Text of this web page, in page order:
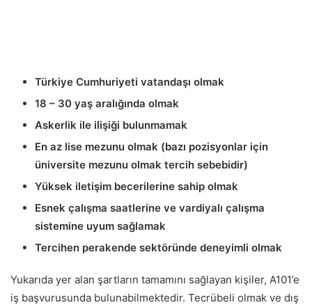
Türkiye Cumhuriyeti vatandaşı olmak
18 – 30 yaş aralığında olmak
Askerlik ile ilişiği bulunmamak
En az lise mezunu olmak (bazı pozisyonlar için
üniversite mezunu olmak tercih sebebidir)
Yüksek iletişim becerilerine sahip olmak
Esnek çalışma saatlerine ve vardiyalı çalışma
sistemine uyum sağlamak
Tercihen perakende sektöründe deneyimli olmak
Yukarıda yer alan şartların tamamını sağlayan kişiler, A101’e
iş başvurusunda bulunabilmektedir. Tecrübeli olmak ve dış